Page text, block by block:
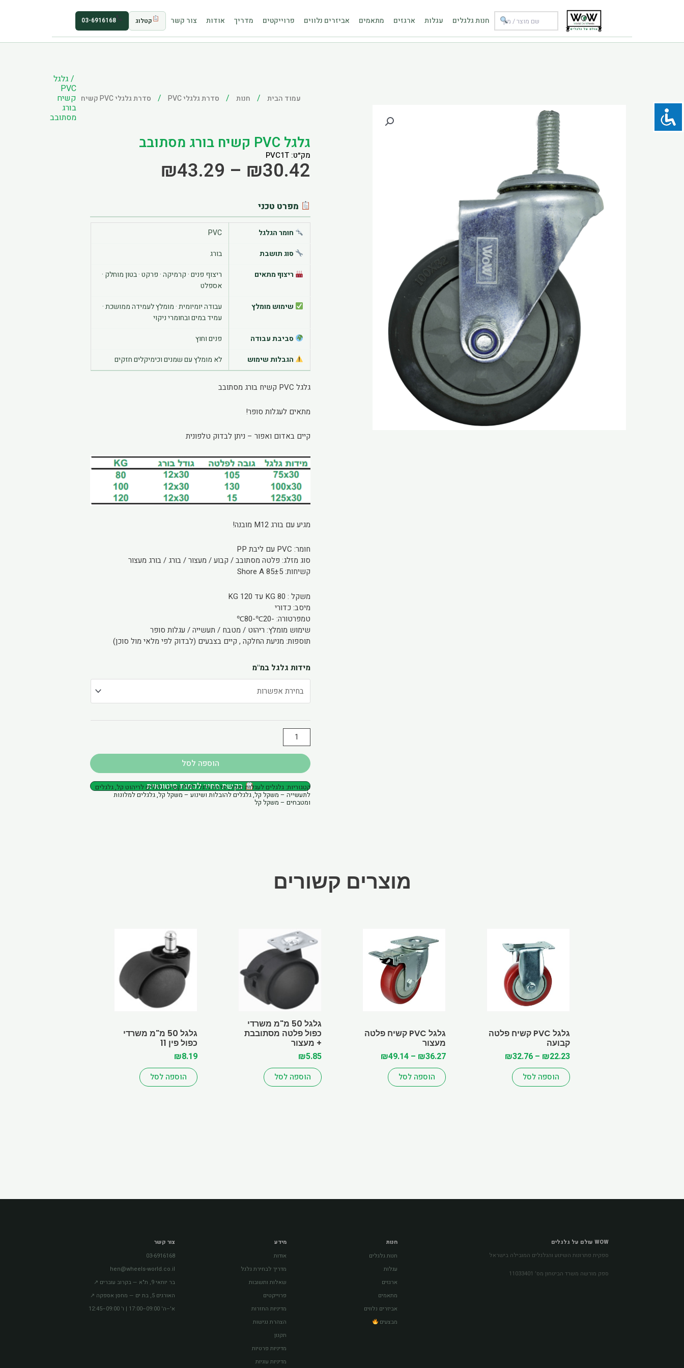
חנות גלגלים עגלות ארגזים מתאמים אביזרים נלווים פרוייקטים מדריך אודות צור קשר קטלוג 03-6916168
עמוד הבית / חנות / סדרת גלגלי PVC / סדרת גלגלי PVC קשיח
/ גלגל
PVC
קשיח
בורג
מסתובב
גלגל PVC קשיח בורג מסתובב
מק״ט: PVC1T
₪30.42
–
₪43.29
₪30.42
Through
מפרט טכני
חומר הגלגל
PVC
סוג תושבת
בורג
ריצוף מתאים
ריצוף פנים · קרמיקה · פרקט · בטון מוחלק ·
אספלט
שימוש מומלץ
עבודה יומיומית · מומלץ לעמידה ממושכת ·
עמיד במים ובחומרי ניקוי
סביבת עבודה
פנים וחוץ
הגבלות שימוש
לא מומלץ עם שמנים וכימיקלים חזקים
גלגל PVC קשיח בורג מסתובב
מתאים לעגלות סופר!
קיים באדום ואפור – ניתן לבדוק טלפונית
מגיע עם בורג M12 מובנה!
חומר: PVC עם ליבת PP
סוג מזלג: פלטה מסתובב / קבוע / מעצור / בורג / בורג מעצור
קשיחות: 85±5 Shore A
משקל : 80 KG עד 120 KG
מיסב: כדורי
טמפרטורה: -20℃-80℃
שימוש מומלץ: ריהוט / מטבח / תעשייה / עגלות סופר
תוספות: מניעת החלקה , קיים בצבעים (לבדוק לפי מלאי מול סוכן)
מידות גלגל במ"מ
כמות
של
גלגל
קשיח
מסתובב
הוספה לסל
בקשת מחיר לכמות סיטונאית
קטגוריות: גלגלים לעגלות סופר,סדרת גלגלי PVC קשיח ,גלגלים לריהוט קל,גלגלים
לתעשייה – משקל קל,גלגלים להובלות ושינוע – משקל קל,גלגלים למלונות
ומטבחים – משקל קל
מוצרים קשורים
גלגל PVC קשיח פלטה
קבועה
₪22.23
–
₪32.76
through
הוספה לסל
בעמוד
המוצר
גלגל PVC קשיח פלטה
מעצור
₪36.27
–
₪49.14
through
₪49.14
הוספה לסל
יש
בעמוד
המוצר
גלגל 50 מ"מ משרדי
כפול פלטה מסתובבת
+ מעצור
₪5.85
הוספה לסל
גלגל 50 מ"מ משרדי
כפול פין 11
₪8.19
הוספה לסל
WOW עולם על גלגלים
ספקית פתרונות השינוע והגלגלים המובילה בישראל
ספק מורשה משרד הביטחון מס׳ 11033401
חנות
חנות גלגלים
עגלות
ארגזים
מתאמים
אביזרים נלווים
מבצעים
מידע
אודות
מדריך לבחירת גלגל
שאלות ותשובות
פרוייקטים
מדיניות החזרות
הצהרת נגישות
תקנון
מדיניות פרטיות
מדיניות עוגיות
צור קשר
03-6916168
hen@wheels-world.co.il
בר יוחאי 9, ת"א — בקרוב עוברים ↗
האורגים 5, בת ים — מחסן אספקה ↗
א'–ה' 09:00–17:00 | ו' 09:00–12:45